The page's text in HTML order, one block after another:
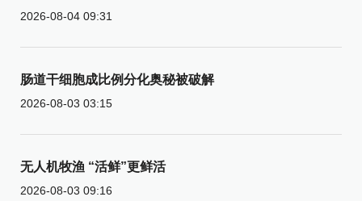
2026-08-04 09:31
肠道干细胞成比例分化奥秘被破解
2026-08-03 03:15
无人机牧渔 “活鲜”更鲜活
2026-08-03 09:16